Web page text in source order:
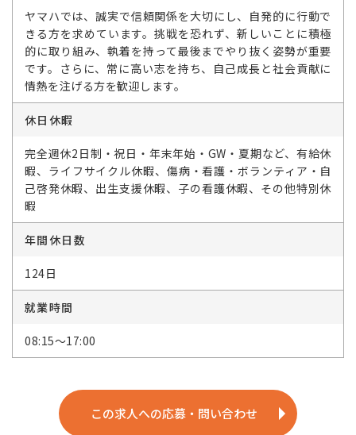
ヤマハでは、誠実で信頼関係を大切にし、自発的に行動で
きる方を求めています。挑戦を恐れず、新しいことに積極
的に取り組み、執着を持って最後までやり抜く姿勢が重要
です。さらに、常に高い志を持ち、自己成長と社会貢献に
情熱を注げる方を歓迎します。
休日休暇
完全週休2日制・祝日・年末年始・GW・夏期など、有給休
暇、ライフサイクル休暇、傷病・看護・ボランティア・自
己啓発休暇、出生支援休暇、子の看護休暇、その他特別休
暇
年間休日数
124日
就業時間
08:15～17:00
この求人への応募・問い合わせ